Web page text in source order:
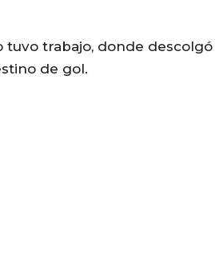
tuvo trabajo, donde descolgó
de gol.